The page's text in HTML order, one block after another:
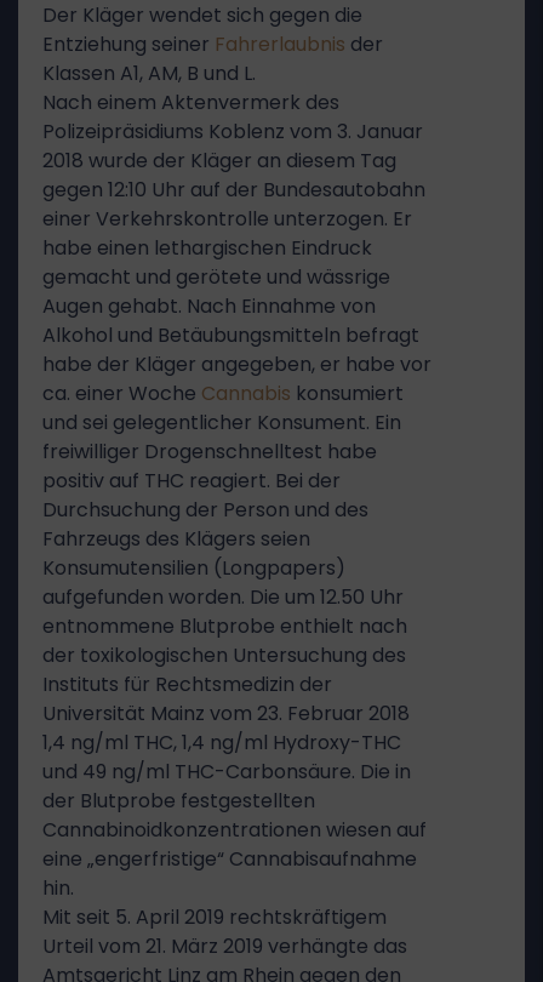
Der Kläger wendet sich gegen die
Entziehung seiner Fahrerlaubnis der
Klassen A1, AM, B und L.
Nach einem Aktenvermerk des
Polizeipräsidiums Koblenz vom 3. Januar
2018 wurde der Kläger an diesem Tag
gegen 12:10 Uhr auf der Bundesautobahn
einer Verkehrskontrolle unterzogen. Er
habe einen lethargischen Eindruck
gemacht und gerötete und wässrige
Augen gehabt. Nach Einnahme von
Alkohol und Betäubungsmitteln befragt
habe der Kläger angegeben, er habe vor
ca. einer Woche Cannabis konsumiert
und sei gelegentlicher Konsument. Ein
freiwilliger Drogenschnelltest habe
positiv auf THC reagiert. Bei der
Durchsuchung der Person und des
Fahrzeugs des Klägers seien
Konsumutensilien (Longpapers)
aufgefunden worden. Die um 12.50 Uhr
entnommene Blutprobe enthielt nach
der toxikologischen Untersuchung des
Instituts für Rechtsmedizin der
Universität Mainz vom 23. Februar 2018
1,4 ng/ml THC, 1,4 ng/ml Hydroxy-THC
und 49 ng/ml THC-Carbonsäure. Die in
der Blutprobe festgestellten
Cannabinoidkonzentrationen wiesen auf
eine „engerfristige“ Cannabisaufnahme
hin.
Mit seit 5. April 2019 rechtskräftigem
Urteil vom 21. März 2019 verhängte das
Amtsgericht Linz am Rhein gegen den